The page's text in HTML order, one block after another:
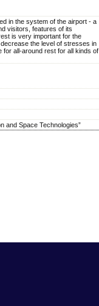
in the system of the airport - a
visitors, features of its
is very important for the
the level of stresses in
for all-around rest for all kinds of
and Space Technologies”